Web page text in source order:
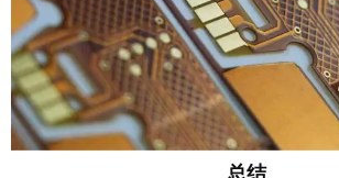
总结